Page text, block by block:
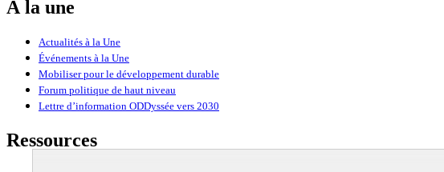
À la une
Actualités à la Une
Événements à la Une
Mobiliser pour le développement durable
Forum politique de haut niveau
Lettre d’information ODDyssée vers 2030
Ressources